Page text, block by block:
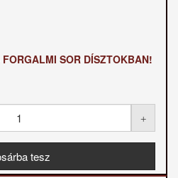
SOR DÍSZTOKBAN!